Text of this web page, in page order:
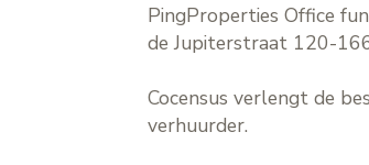
PingProperties Office
de Jupiterstraat 120-
Cocensus verlengt de
verhuurder.